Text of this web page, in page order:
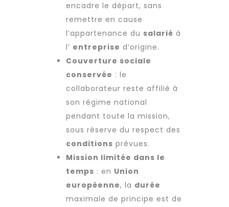
encadre le départ, sans
remettre en cause
l’appartenance du salarié à
l’ entreprise d’origine.
Couverture sociale
conservée : le
collaborateur reste affilié à
son régime national
pendant toute la mission,
sous réserve du respect des
conditions prévues.
Mission limitée dans le
temps : en Union
européenne, la durée
maximale de principe est de